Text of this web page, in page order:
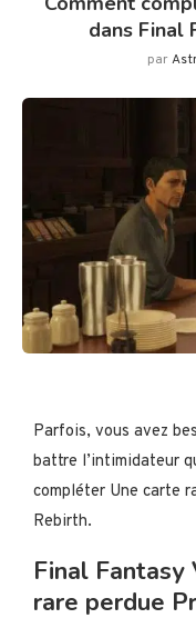
dans Final
par
Parfois, vous avez
battre l’intimidateur
compléter Une carte
Rebirth.
Final
rare perdue